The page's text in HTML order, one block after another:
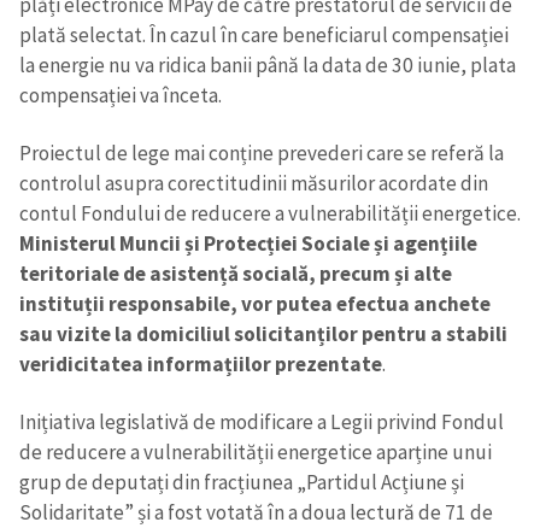
plată selectat. În cazul în care beneficiarul compensației
la energie nu va ridica banii până la data de 30 iunie, plata
compensației va înceta.
Proiectul de lege mai conține prevederi care se referă la
controlul asupra corectitudinii măsurilor acordate din
contul Fondului de reducere a vulnerabilității energetice.
Ministerul Muncii și Protecției Sociale și agențiile
teritoriale de asistență socială, precum și alte
instituții responsabile, vor putea efectua anchete
sau vizite la domiciliul solicitanților pentru a stabili
veridicitatea informațiilor prezentate.
Inițiativa legislativă de modificare a Legii privind Fondul
de reducere a vulnerabilității energetice aparține unui
grup de deputați din fracțiunea „Partidul Acțiune și
Solidaritate” și a fost votată în a doua lectură de 71 de